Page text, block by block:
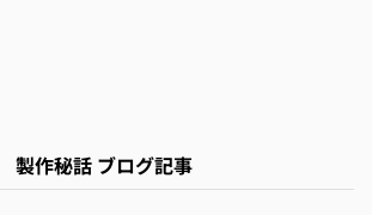
製作秘話 ブログ記事